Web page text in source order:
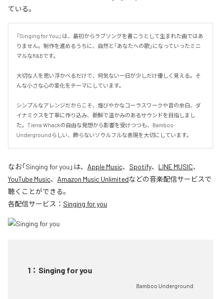
ている。
『Singing for You』は、最初からラブソングを書こうとして生まれた曲ではあ
りません。制作を進めるうちに、自然と「あなたへの歌」になっていったミニ
マルなR&Bです。
大切な人を思い浮かべるだけで、何気ない一日が少しだけ優しく見える。そ
んな小さな心の変化をテーマにしています。
シンプルなアレンジだからこそ、煌びやかなコーラスワークや音の余白、ダ
イナミクスを丁寧に作り込み、新鮮で温かみのあるサウンドを目指しまし
た。Tierra Whackの自由な発想から影響を受けつつも、Bamboo
Undergroundらしい、飾らないソウルフルな表現を大切にしています。
なお「Singing for you 」は、 Apple Music、 Spotify、 LINE MUSIC、
YouTube Music、 Amazon Music Unlimitedなどの音楽配信サービスで
聴くことができる。
各配信サービス： Singing for you
1 ： Singing for you
Bamboo Underground